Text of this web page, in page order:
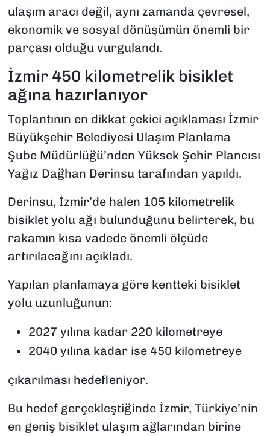
ulaşım aracı değil, aynı zamanda çevresel,
ekonomik ve sosyal dönüşümün önemli bir
parçası olduğu vurgulandı.
İzmir 450 kilometrelik bisiklet
ağına hazırlanıyor
Toplantının en dikkat çekici açıklaması İzmir
Büyükşehir Belediyesi Ulaşım Planlama
Şube Müdürlüğü’nden Yüksek Şehir Plancısı
Yağız Dağhan Derinsu tarafından yapıldı.
Derinsu, İzmir’de halen 105 kilometrelik
bisiklet yolu ağı bulunduğunu belirterek, bu
rakamın kısa vadede önemli ölçüde
artırılacağını açıkladı.
Yapılan planlamaya göre kentteki bisiklet
yolu uzunluğunun:
2027 yılına kadar 220 kilometreye
2040 yılına kadar ise 450 kilometreye
çıkarılması hedefleniyor.
Bu hedef gerçekleştiğinde İzmir, Türkiye’nin
en geniş bisiklet ulaşım ağlarından birine